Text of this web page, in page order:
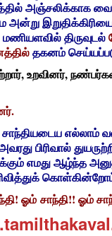
அஞ்சலிக்காக
அன்று
திருவுடல்
தகனம்
உறவினர்,
பிரிவால்
எமது ஆழ்ந்த
ஓம் சாந்தி!! ஓம்